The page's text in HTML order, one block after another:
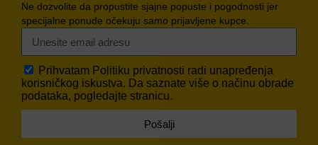
Ne dozvolite da propustite sjajne popuste i pogodnosti jer
specijalne ponude očekuju samo prijavljene kupce.
Prihvatam Politiku privatnosti radi unapređenja
korisničkog iskustva. Da saznate više o načinu obrade
podataka, pogledajte stranicu.
Pošalji